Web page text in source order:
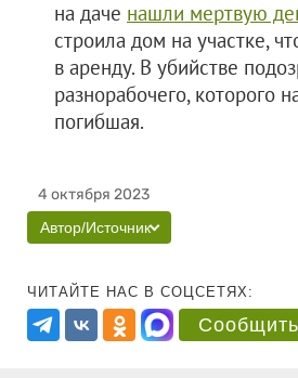
на даче нашли мертвую
строила дом на участке,
в аренду. В убийстве
разнорабочего, которого
погибшая.
4 октября 2023
Автор/Источник
ЧИТАЙТЕ НАС В СОЦСЕТЯХ: